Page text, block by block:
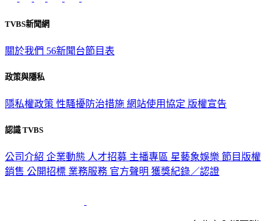
TVBS新聞網
關於我們 56新聞台節目表
政策與隱私
隱私權政策 性騷擾防治措施 網站使用協定 版權宣告
認識 TVBS
公司介紹 企業動態 人才招募 主播專區 星藝象娛樂 節目版權
銷售 公開招標 業務服務 官方聲明 獲獎紀錄／認證